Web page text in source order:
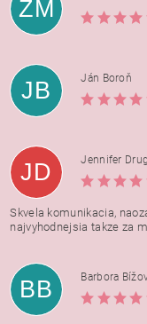
ZM
JB
Ján Boroň
JD
Jennifer
Skvela komunikacia,
najvyhodnejsia takze za
BB
Barbora